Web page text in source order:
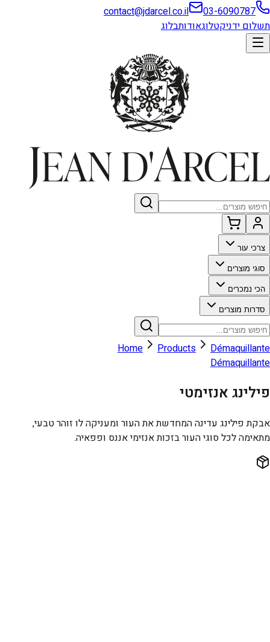
03-6090787
contact@jdarcel.co.il
תשלום ידניקטלוגאודותבלוג
צרכי עור
סוגי מוצרים
הכי נמכרים
סדרות מוצרים
Home Products
Démaquillante
Démaquillante
פילינג אנזימטי
אבקת פילינג עדינה המחדשת את העור ומעניקה לו זוהר טבעי,
מתאימה לכל סוגי העור בזכות אנזימי אננס ופפאיה.